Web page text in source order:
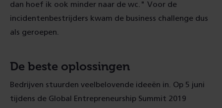
dan hoef ik ook minder naar de wc." Voor de
incidentenbestrijders kwam de business challenge dus
als geroepen.
De beste oplossingen
Bedrijven stuurden veelbelovende ideeën in. Op 5 juni
tijdens de Global Entrepreneurship Summit 2019